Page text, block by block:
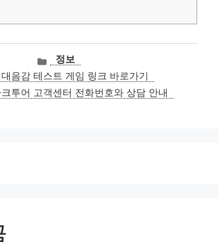
카
테
고
리
정보
대음감 테스트 게임 링크 바로가기
투어 고객센터 전화번호와 상담 안내